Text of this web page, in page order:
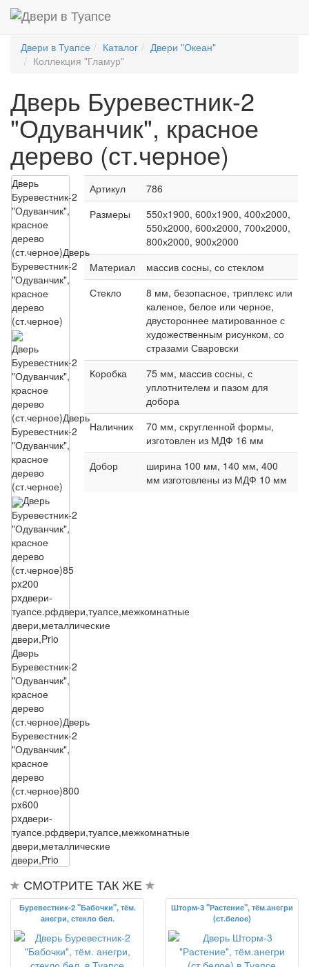
Двери в Туапсе Каталог
Двери "Океан"
Коллекция "Гламур"
Дверь Буревестник-2
"Одуванчик", красное
дерево (ст.черное)
Дверь
Буревестник-2
"Одуванчик",
красное
дерево
(ст.черное)Дверь
Буревестник-2
"Одуванчик",
красное
дерево
(ст.черное)
Дверь
Буревестник-2
"Одуванчик",
красное
дерево
(ст.черное)Дверь
Буревестник-2
"Одуванчик",
красное
дерево
(ст.черное)
Дверь
Буревестник-2
"Одуванчик",
красное
дерево
(ст.черное)85
px200
pxдвери-
туапсе.рфдвери,туапсе,межкомнатные
двери,металлические
двери,Prio
Дверь
Буревестник-2
"Одуванчик",
красное
дерево
(ст.черное)Дверь
Буревестник-2
"Одуванчик",
красное
дерево
(ст.черное)800
px600
pxдвери-
туапсе.рфдвери,туапсе,межкомнатные
двери,металлические
двери,Prio
Артикул
786
Размеры
550х1900, 600х1900, 400х2000,
550х2000, 600х2000, 700х2000,
800х2000, 900х2000
Материал
массив сосны, со стеклом
Стекло
8 мм, безопасное, триплекс или
каленое, белое или черное,
двустороннее матированное с
художественным рисунком, со
стразами Сваровски
Коробка
75 мм, массив сосны, с
уплотнителем и пазом для
добора
Наличник
70 мм, скругленной формы,
изготовлен из МДФ 16 мм
Добор
ширина 100 мм, 140 мм, 400
мм изготовлены из МДФ 10 мм
СМОТРИТЕ ТАК ЖЕ
Буревестник-2 "Бабочки", тём.
анегри, стекло бел.
Шторм-3 "Растение", тём.анегри
(ст.белое)